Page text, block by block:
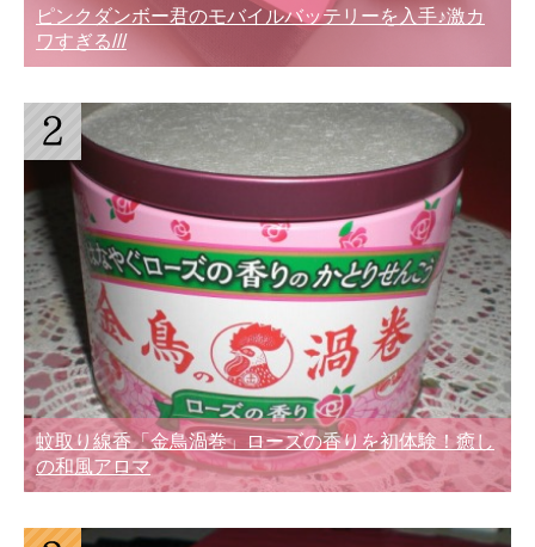
ピンクダンボー君のモバイルバッテリーを入手♪激カ
ワすぎる///
蚊取り線香「金鳥渦巻」ローズの香りを初体験！癒し
の和風アロマ